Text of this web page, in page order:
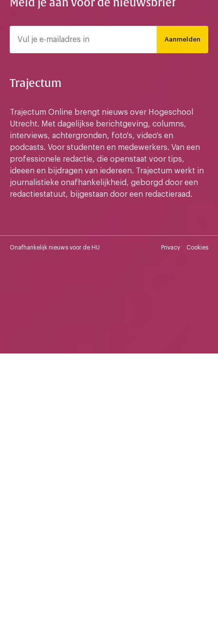
Meld je aan voor de nieuwsbrief
Aanmelden
Trajectum
Trajectum Online brengt nieuws over Hogeschool
Utrecht. Met dagelijkse berichtgeving, columns,
interviews, achtergronden, foto's, video's en
podcasts. Voor studenten en medewerkers. Van een
professionele redactie, die openstaat voor tips,
ideeen en bijdragen van iedereen. Trajectum werkt in
journalistieke onafhankelijkheid, geborgd door een
redactiestatuut, bijgestaan door een redactieraad.
Onafhankelijk nieuws voor de HU Privacy Cookies